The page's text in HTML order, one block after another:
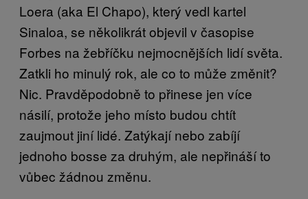
Loera (aka El Chapo), který vedl kartel
Sinaloa, se několikrát objevil v časopise
Forbes na žebříčku nejmocnějších lidí světa.
Zatkli ho minulý rok, ale co to může změnit?
Nic. Pravděpodobně to přinese jen více
násilí, protože jeho místo budou chtít
zaujmout jiní lidé. Zatýkají nebo zabíjí
jednoho bosse za druhým, ale nepřináší to
vůbec žádnou změnu.